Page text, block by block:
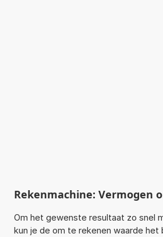
Rekenmachine: Vermogen
Om het gewenste resultaat zo snel
kun je de om te rekenen waarde